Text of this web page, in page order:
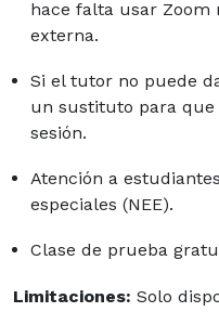
hace falta usar
externa.
Si el tutor no puede
un sustituto para
sesión.
Atención a
especiales (NEE).
Clase de prueba
Limitaciones: Solo